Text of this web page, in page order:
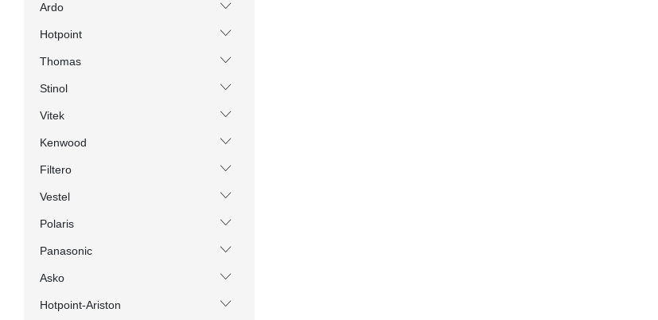
Ardo
Hotpoint
Thomas
Stinol
Vitek
Kenwood
Filtero
Vestel
Polaris
Panasonic
Asko
Hotpoint-Ariston